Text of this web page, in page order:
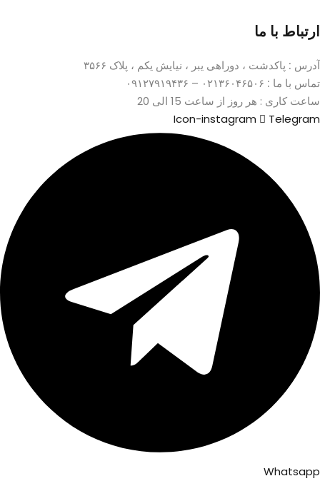
ارتباط با ما
آدرس : پاکدشت ، دوراهی یبر ، نیایش یکم ، پلاک ۳۵۶۶
تماس با ما :
ساعت کاری : هر روز از ساعت 15 الی 20
Icon-instagram
Telegram
Whatsapp